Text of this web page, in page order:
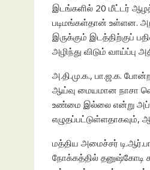
இடங்களில் 20 மீட்டர்
படிமங்கள்தான் உள்ளன.
இருக்கும் இடத்திற்குப்
அழிந்து விடும் வாய்ப்பு
அ.தி.மு.க., பா.ஜ.க.
ஆய்வு மையமான நாசா
உண்மை இல்லை என்று
எழுதப்பட்டுள்ளதாகவும்,
மத்திய அமைச்சர்
நோக்கத்தில் தனுஷ்கோடி